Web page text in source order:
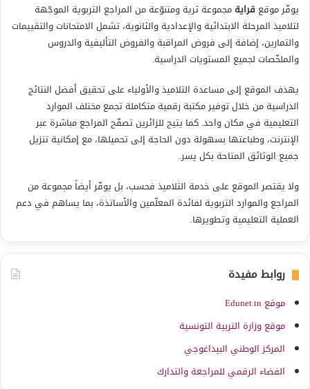
يوفّر موقع قرايةمجموعة ثرية ومتنوّعة من المراجع التربوية الموجّهة
لتلاميذ المرحلة الابتدائية والإعدادية والثانوية، تشمل الامتحانات والتقييمات
والتمارين، إضافة إلى فروض المراقبة والفروض التأليفية والدروس
والملخّصات لجميع المستويات الدراسية.
يهدف الموقع إلى مساعدة التلاميذ والأولياء على تحقيق أفضل النتائج
الدراسية من خلال توفير مكتبة رقمية متكاملة تجمع مختلف الموارد
التعليمية في مكان واحد. كما يتيح للزائرين تصفّح المراجع مباشرة عبر
الإنترنت، وطباعتها بسهولة دون الحاجة إلى تحميلها، مع إمكانية تنزيل
جميع الوثائق المتاحة بكل يسر.
ولا يقتصر الموقع على خدمة التلاميذ فحسب، بل يوفّر أيضاً مجموعة من
المراجع والموارد التربوية لفائدة المعلّمين والأساتذة، بما يساهم في دعم
العملية التعليمية وتطويرها.
روابط مفيدة
موقع Edunet.tn
موقع وزارة التربية التونسية
المركز الوطني البيداغوجي
الفضاء الرقمي للمراجعة والتدارك